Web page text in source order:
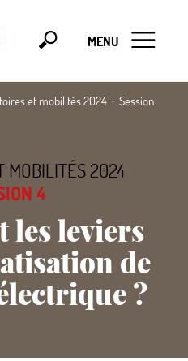
MENU
et mobilités 2024
Session
MOBILITÉS 2024
4
les leviers
de
?